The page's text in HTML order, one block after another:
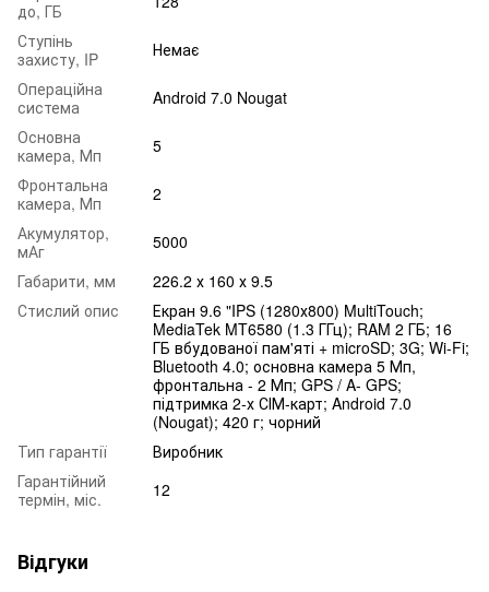
до, ГБ
Ступінь
захисту, IP
Немає
Операційна
система
Android 7.0 Nougat
Основна
камера, Мп
5
Фронтальна
камера, Мп
2
Акумулятор,
мАг
5000
Габарити, мм
226.2 х 160 х 9.5
Стислий опис
Екран 9.6 "IPS (1280х800) MultiTouch;
MediaTek MT6580 (1.3 ГГц); RAM 2 ГБ; 16
ГБ вбудованої пам'яті + microSD; 3G; Wi-Fi;
Bluetooth 4.0; основна камера 5 Мп,
фронтальна - 2 Мп; GPS / A- GPS;
підтримка 2-х СІМ-карт; Android 7.0
(Nougat); 420 г; чорний
Тип гарантії
Виробник
Гарантійний
термін, міс.
12
Відгуки